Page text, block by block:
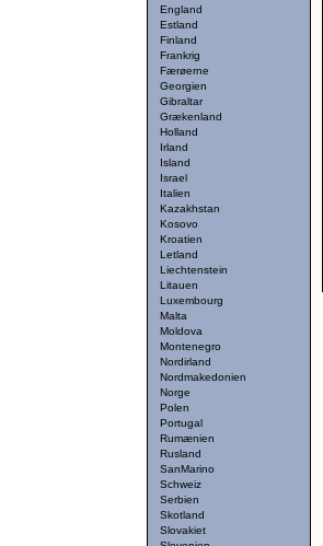
England
Estland
Finland
Frankrig
Færøerne
Georgien
Gibraltar
Grækenland
Holland
Irland
Island
Israel
Italien
Kazakhstan
Kosovo
Kroatien
Letland
Liechtenstein
Litauen
Luxembourg
Malta
Moldova
Montenegro
Nordirland
Nordmakedonien
Norge
Polen
Portugal
Rumænien
Rusland
SanMarino
Schweiz
Serbien
Skotland
Slovakiet